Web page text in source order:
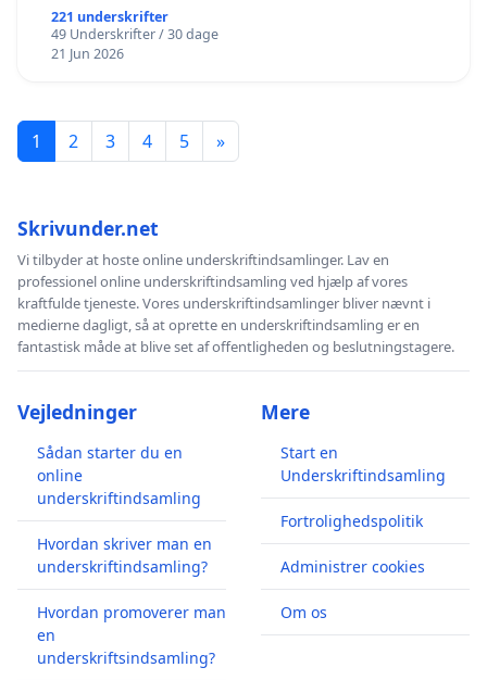
221 underskrifter
49 Underskrifter / 30 dage
21 Jun 2026
1 2 3 4 5 »
Skrivunder.net
Vi tilbyder at hoste online underskriftindsamlinger. Lav en
professionel online underskriftindsamling ved hjælp af vores
kraftfulde tjeneste. Vores underskriftindsamlinger bliver nævnt i
medierne dagligt, så at oprette en underskriftindsamling er en
fantastisk måde at blive set af offentligheden og beslutningstagere.
Vejledninger
Sådan starter du en
online
underskriftindsamling
Hvordan skriver man en
underskriftindsamling?
Hvordan promoverer man
en
underskriftsindsamling?
Mere
Start en
Underskriftindsamling
Fortrolighedspolitik
Administrer cookies
Om os